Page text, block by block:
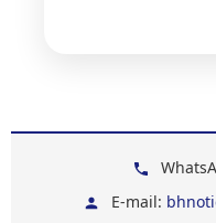
E-mail: